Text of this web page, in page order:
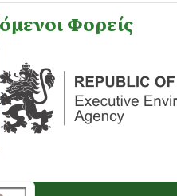
Φορείς